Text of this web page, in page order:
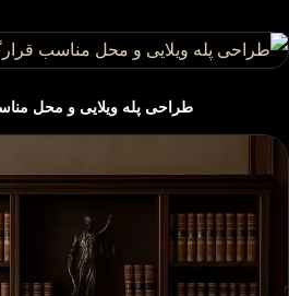
طراحی پله ویلایی و محل